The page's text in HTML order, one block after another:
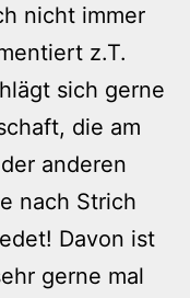
nicht immer
z.T.
sich gerne
die am
anderen
nach Strich
Davon ist
gerne mal